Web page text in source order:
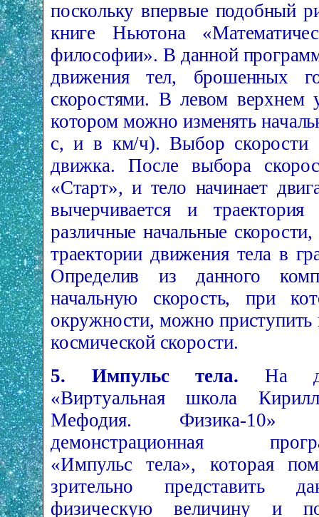
поскольку впервые подобный
книге Ньютона
философии». В данной
движения тел, бро­шенных
скоростями. В левом верхнем
котором можно изменять
с, и в км/ч). Выбор скорости
движка. После выбора
«Старт», и тело начинает
вычерчивается и
различные начальные
траектории движения тела в
Определив из данного
начальную скорость, при
окружности, можно
космической скорости.
5. Импульс тела. На
«Виртуальная школа
Мефодия. Физика-­10»
демонстрационная
«Импульс тела», которая
зрительно представить
физическую величину и